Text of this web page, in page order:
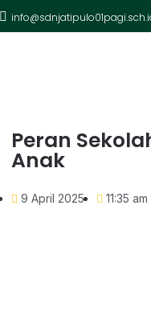
Peran
Anak
9 April 2025 11:35 am